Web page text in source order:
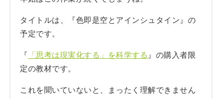
タイトルは、『色即是空とアインシュタイン』の
予定です。
『 「思考は現実化する」を科学する 』の購入者限
定の教材です。
これを聞いていないと、まったく理解できません